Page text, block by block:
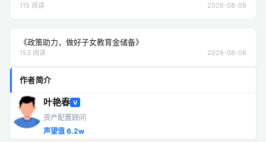
115 阅读 2026-08-08
《政策助力，做好子女教育金储备》
153 阅读 2026-08-08
作者简介
叶艳春 V
资产配置顾问
声望值 6.2w